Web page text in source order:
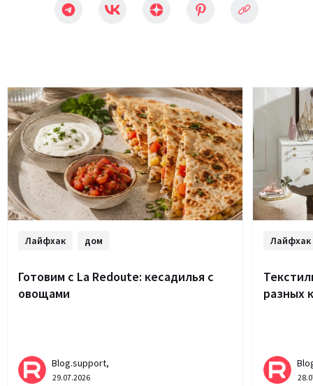
Лайфхак дом
Готовим с La Redoute: кесадилья с
овощами
Blog.support,
29.07.2026
Лайфхак
разных